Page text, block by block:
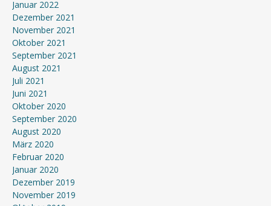
Januar 2022
Dezember 2021
November 2021
Oktober 2021
September 2021
August 2021
Juli 2021
Juni 2021
Oktober 2020
September 2020
August 2020
März 2020
Februar 2020
Januar 2020
Dezember 2019
November 2019